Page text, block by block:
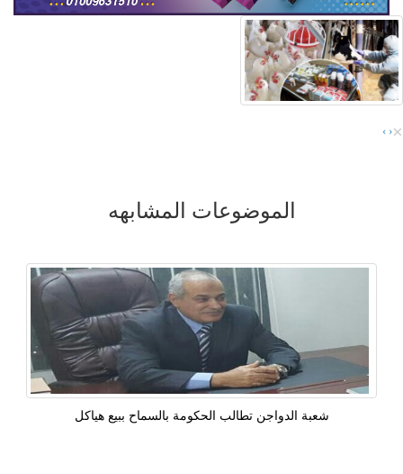
‹
› ×
الموضوعات المشابهه
شعبة الدواجن تطالب الحكومة بالسماح ببيع هياكل